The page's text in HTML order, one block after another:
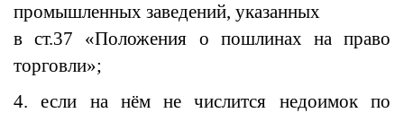
промышленных заведений, указанных
в ст.37 «Положения о пошлинах на право
торговли»;
4. если на нём не числится недоимок по